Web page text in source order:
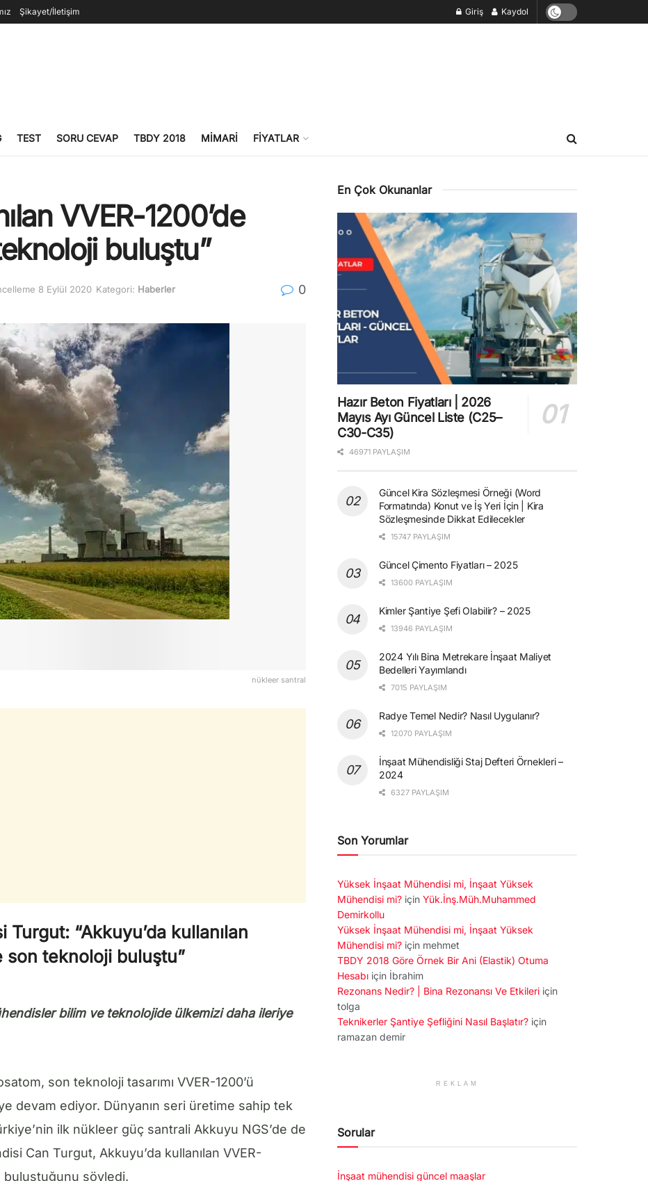
Şikayet/İletişim Giriş Kaydol
TEST SORU CEVAP TBDY 2018 MIMARI FIYATLAR
VVER-1200’de
buluştu”
8 Eylül 2020 Kategori: Haberler 0
nükleer santral
“Akkuyu’da kullanılan
son teknoloji buluştu”
bilim ve teknolojide ülkemizi daha ileriye
son teknoloji tasarımı VVER-1200’ü
devam ediyor. Dünyanın seri üretime sahip tek
ilk nükleer güç santrali Akkuyu NGS’de de
Can Turgut, Akkuyu’da kullanılan VVER-
buluştuğunu söyledi.
En Çok Okunanlar
Hazır Beton Fiyatları | 2026
Mayıs Ayı Güncel Liste (C25–
C30-C35)
46971 PAYLAŞIM
Güncel Kira Sözleşmesi Örneği (Word
Formatında) Konut ve İş Yeri İçin | Kira
Sözleşmesinde Dikkat Edilecekler
15747 PAYLAŞIM
Güncel Çimento Fiyatları – 2025
13600 PAYLAŞIM
Kimler Şantiye Şefi Olabilir? – 2025
13946 PAYLAŞIM
2024 Yılı Bina Metrekare İnşaat Maliyet
Bedelleri Yayımlandı
7015 PAYLAŞIM
Radye Temel Nedir? Nasıl Uygulanır?
12070 PAYLAŞIM
İnşaat Mühendisliği Staj Defteri Örnekleri –
2024
6327 PAYLAŞIM
Son Yorumlar
Yüksek İnşaat Mühendisi mi, İnşaat Yüksek
Mühendisi mi? için Yük.İnş.Müh.Muhammed
Demirkollu
Yüksek İnşaat Mühendisi mi, İnşaat Yüksek
Mühendisi mi? için mehmet
TBDY 2018 Göre Örnek Bir Ani (Elastik) Otuma
Hesabı için İbrahim
Rezonans Nedir? | Bina Rezonansı Ve Etkileri için
tolga
Teknikerler Şantiye Şefliğini Nasıl Başlatır? için
ramazan demir
REKLAM
Sorular
İnşaat mühendisi güncel maaşlar